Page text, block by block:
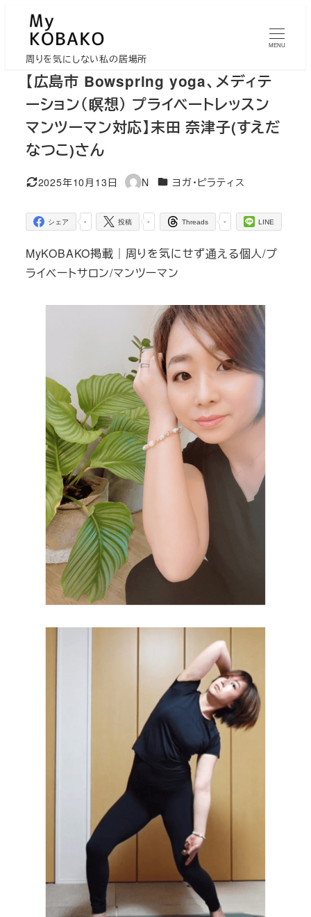
周りを気にしない私の居場所
MENU
【広島市 Bowspring yoga、メディテ
ーション（瞑想） プライベートレッスン
マンツーマン対応】末田 奈津子(すえだ
なつこ)さん
更新日
2025年10月13日
著
N カテゴリー
ヨガ・ピラティス
-
シェア -
投稿 -
Threads LINE
MyKOBAKO掲載｜周りを気にせず通える個人/プ
ライベートサロン/マンツーマン